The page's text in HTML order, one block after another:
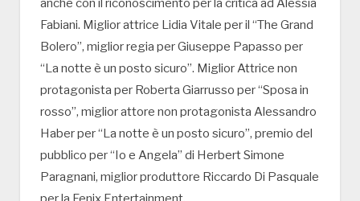
anche con il riconoscimento per la critica ad Alessia
Fabiani. Miglior attrice Lidia Vitale per il “The Grand
Bolero”, miglior regia per Giuseppe Papasso per
“La notte è un posto sicuro”. Miglior Attrice non
protagonista per Roberta Giarrusso per “Sposa in
rosso”, miglior attore non protagonista Alessandro
Haber per “La notte è un posto sicuro”, premio del
pubblico per “Io e Angela” di Herbert Simone
Paragnani, miglior produttore Riccardo Di Pasquale